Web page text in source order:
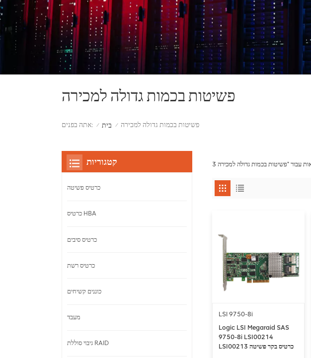
פשיטות בכמות גדולה למכירה
אתה בפנים: / בית / פשיטות בכמות גדולה למכירה
LSI 9750-8i
Logic LSI Megaraid SAS
9750-8i LSI00214
LSI00213 כרטיס בקר פשיטה
קטגוריות
כרטיס פשיטה
כרטיס HBA
כרטיס סיבים
כרטיס רשת
כוננים קשיחים
מעבד
גיבוי סוללת RAID